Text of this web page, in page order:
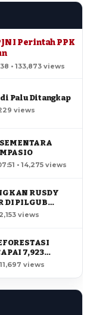
I Perintah PPK
• 133,873 views
Palu Ditangkap
views
• 14,275 views
RUSDY
DI PILGUB
views
7,923
views